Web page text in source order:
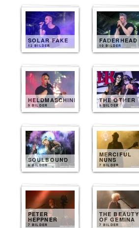
SOLAR FAKE
12 BILDER
FADERHEAD
10 BILDER
HELDMASCHINE
9 BILDER
THE OTHER
8 BILDER
SOULBOUND
8 BILDER
MERCIFUL
NUNS
7 BILDER
PETER
HEPPNER
7 BILDER
THE BEAUTY
OF GEMINA
7 BILDER